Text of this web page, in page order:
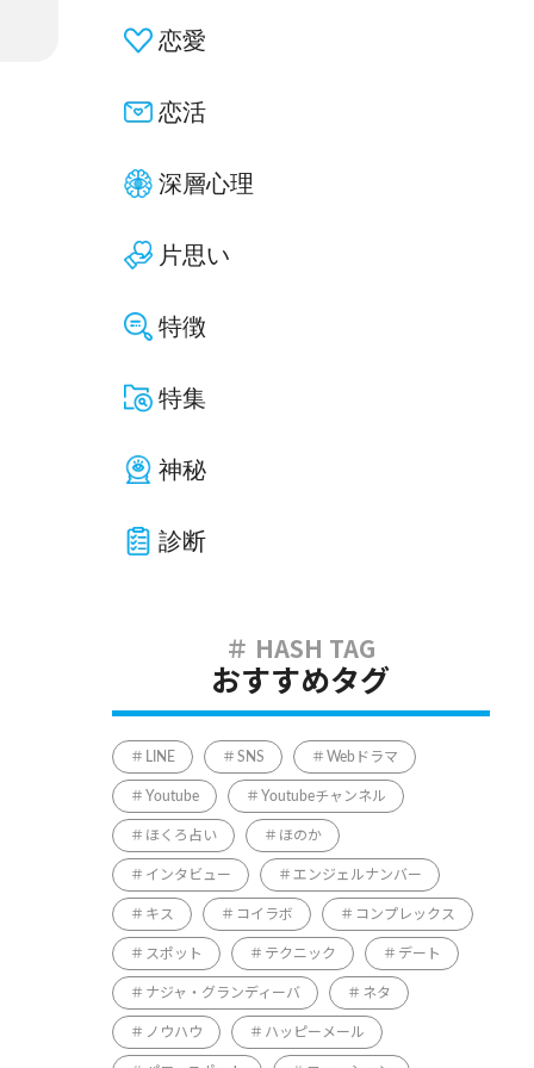
恋愛
恋活
深層心理
片思い
特徴
特集
神秘
診断
おすすめタグ
LINE SNS Webドラマ
Youtube Youtubeチャンネル
ほくろ占い ほのか
インタビュー エンジェルナンバー
キス コイラボ コンプレックス
スポット テクニック デート
ナジャ・グランディーバ ネタ
ノウハウ ハッピーメール